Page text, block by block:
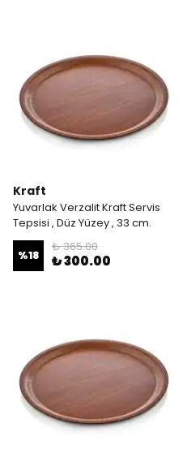
Kraft
Yuvarlak Verzalit Kraft Servis
Tepsisi , Düz Yüzey , 33 cm.
%18
₺ 365.00
₺ 300.00